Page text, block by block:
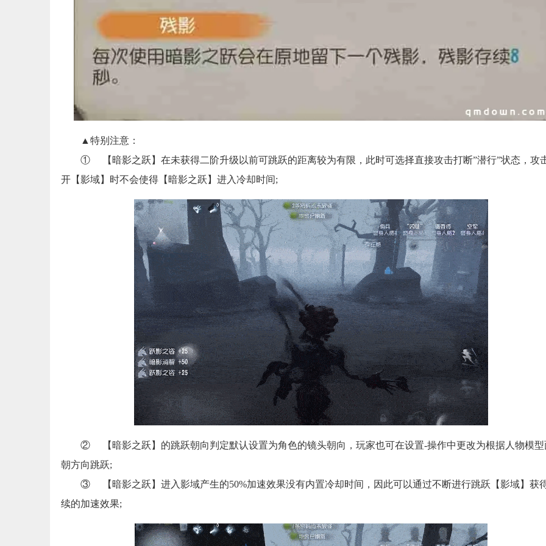
▲特别注意：
① 【暗影之跃】在未获得二阶升级以前可跳跃的距离较为有限，此时可选择直接攻击打断”潜行”状态，攻
开【影域】时不会使得【暗影之跃】进入冷却时间;
② 【暗影之跃】的跳跃朝向判定默认设置为角色的镜头朝向，玩家也可在设置-操作中更改为根据人物模型
朝方向跳跃;
③ 【暗影之跃】进入影域产生的50%加速效果没有内置冷却时间，因此可以通过不断进行跳跃【影域】获
续的加速效果;